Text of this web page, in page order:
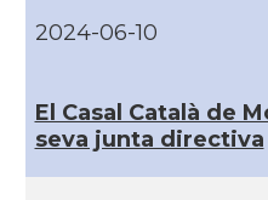
2024-06-10
El Casal Català de
seva junta directiva